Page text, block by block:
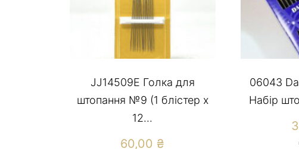
JJ14509E Голка для
штопання №9 (1 блістер х
12...
60,00 ₴
06043
Набір